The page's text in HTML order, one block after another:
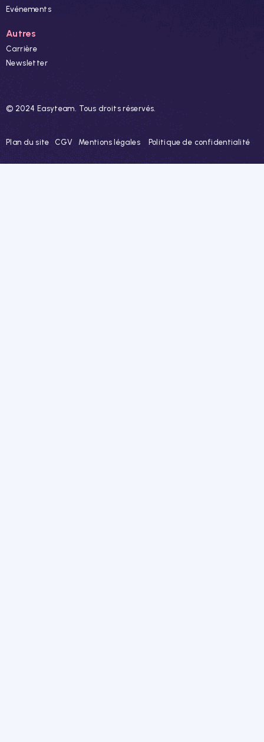
Evénements
Autres
Carrière
Newsletter
© 2024 Easyteam. Tous droits réservés.
Plan du site CGV Mentions légales Politique de confidentialité